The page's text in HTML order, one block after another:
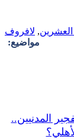
, لافروف
مواضيع:
المدنيين..